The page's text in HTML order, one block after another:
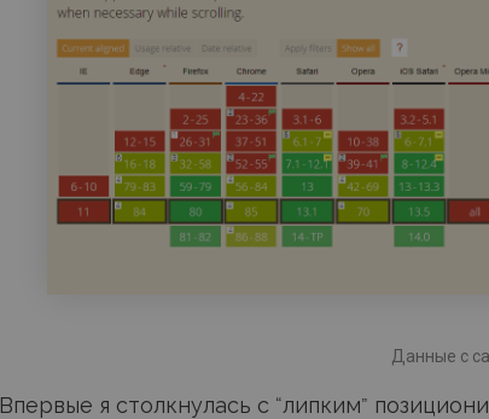
Данные с
Впервые я столкнулась с “липким”